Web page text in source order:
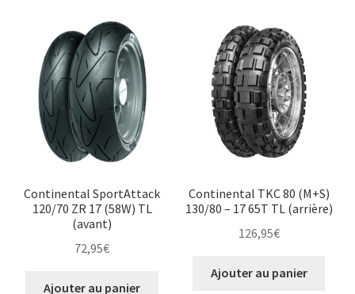
Continental SportAttack
120/70 ZR 17 (58W) TL
(avant)
72,95€
Ajouter au panier
Continental TKC 80 (M+S)
130/80 – 17 65T TL (arrière)
126,95€
Ajouter au panier